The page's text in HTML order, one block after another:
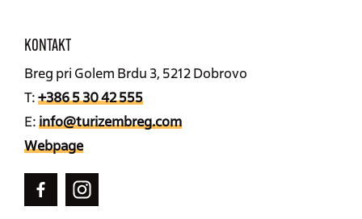
KONTAKT
Breg pri Golem Brdu 3, 5212 Dobrovo
T:+386 5 30 42 555
E:info@turizembreg.com
Webpage